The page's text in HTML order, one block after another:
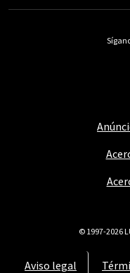
Aviso legal
© 1997-2026